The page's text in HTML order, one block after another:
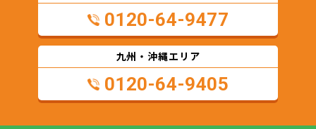
0120-64-9477
九州・沖縄エリア
0120-64-9405